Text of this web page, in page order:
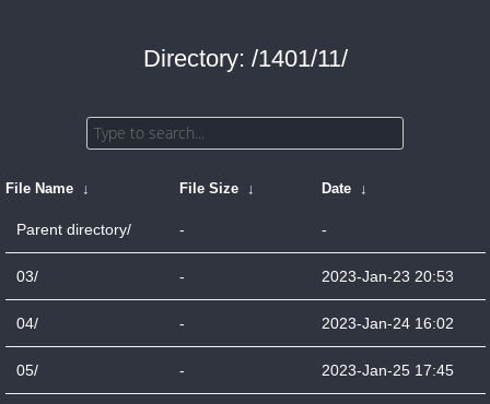
Directory: /1401/11/
File Name ↓ File Size ↓ Date ↓
Parent directory/ - -
03/ - 2023-Jan-23 20:53
04/ - 2023-Jan-24 16:02
05/ - 2023-Jan-25 17:45